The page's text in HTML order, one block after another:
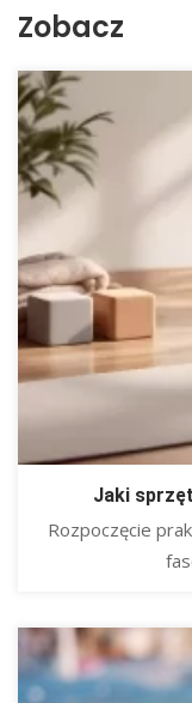
Zobacz
Jaki
Rozpoczęcie